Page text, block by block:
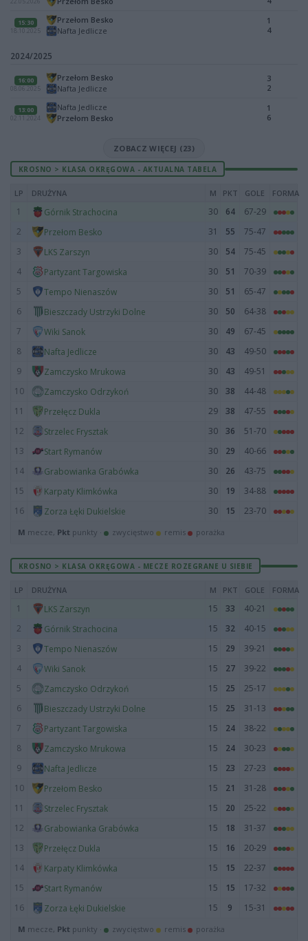
15:30
18.10.2025
Przełom Besko
Nafta Jedlicze
1
4
2024/2025
16:00
08.06.2025
Przełom Besko
Nafta Jedlicze
3
2
13:00
02.11.2024
Nafta Jedlicze
Przełom Besko
1
6
ZOBACZ WIĘCEJ (23)
KROSNO > KLASA OKRĘGOWA - AKTUALNA TABELA
LP DRUŻYNA M PKT GOLE FORMA
1 Górnik Strachocina 30 64
67-29
2
Przełom Besko 31 55
75-47
3
LKS Zarszyn 30 54
75-45
4
Partyzant Targowiska 30 51
70-39
5
Tempo Nienaszów 30 51
65-47
6
Bieszczady Ustrzyki Dolne 30 50
64-38
7
Wiki Sanok 30 49
67-45
8
Nafta Jedlicze 30 43
49-50
9
Zamczysko Mrukowa 30 43
49-51
10
Zamczysko Odrzykoń 30 38
44-48
11
Przełęcz Dukla 29 38
47-55
12
Strzelec Frysztak 30 36
51-70
13
Start Rymanów 30 29
40-66
14
Grabowianka Grabówka 30 26
43-75
15
Karpaty Klimkówka 30 19
34-88
16
Zorza Łęki Dukielskie 30 15 23-70
M mecze, Pkt punkty · zwycięstwo remis porażka
KROSNO > KLASA OKRĘGOWA - MECZE ROZEGRANE U SIEBIE
LP DRUŻYNA M PKT GOLE FORMA
1 LKS Zarszyn 15 33
40-21
2
Górnik Strachocina 15 32
40-15
3
Tempo Nienaszów 15 29
39-21
4
Wiki Sanok 15 27
39-22
5
Zamczysko Odrzykoń 15 25
25-17
6
Bieszczady Ustrzyki Dolne 15 25
31-13
7
Partyzant Targowiska 15 24
38-22
8
Zamczysko Mrukowa 15 24
30-23
9
Nafta Jedlicze 15 23
27-23
10
Przełom Besko 15 21
31-28
11
Strzelec Frysztak 15 20
25-22
12
Grabowianka Grabówka 15 18
31-37
13
Przełęcz Dukla 15 16
20-29
14
Karpaty Klimkówka 15 15
22-37
15
Start Rymanów 15 15
17-32
16
Zorza Łęki Dukielskie 15 9 15-31
M mecze, Pkt punkty · zwycięstwo remis porażka